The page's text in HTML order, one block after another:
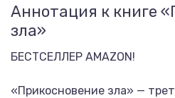
Аннотация к книге
зла»
БЕСТСЕЛЛЕР AMAZON!
«Прикосновение зла» —